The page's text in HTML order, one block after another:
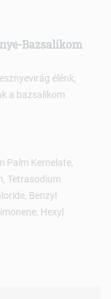
Bazsalikom
élénk,
a bazsalikom
Palm Kernelate,
Tetrasodium
Benzyl
Hexyl